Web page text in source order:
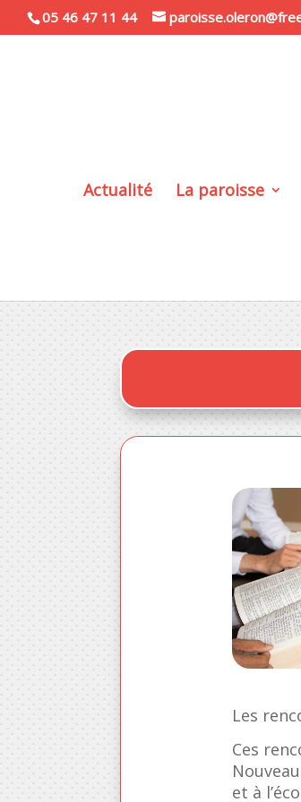
05 46 47 11 44
Actualité La paroisse
Les
Ces
et à